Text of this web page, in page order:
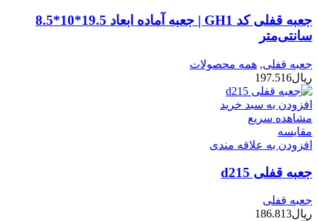
جعبه قفلی کد GH1 | جعبه آماده ابعاد 19.5*10*8.5
سانتی‌متر
جعبه قفلی, همه محصولات
ریال197.516
افزودن به سبد خرید
مشاهده سریع
مقایسه
افزودن به علاقه مندی
جعبه قفلی d215
جعبه قفلی
ریال186.813